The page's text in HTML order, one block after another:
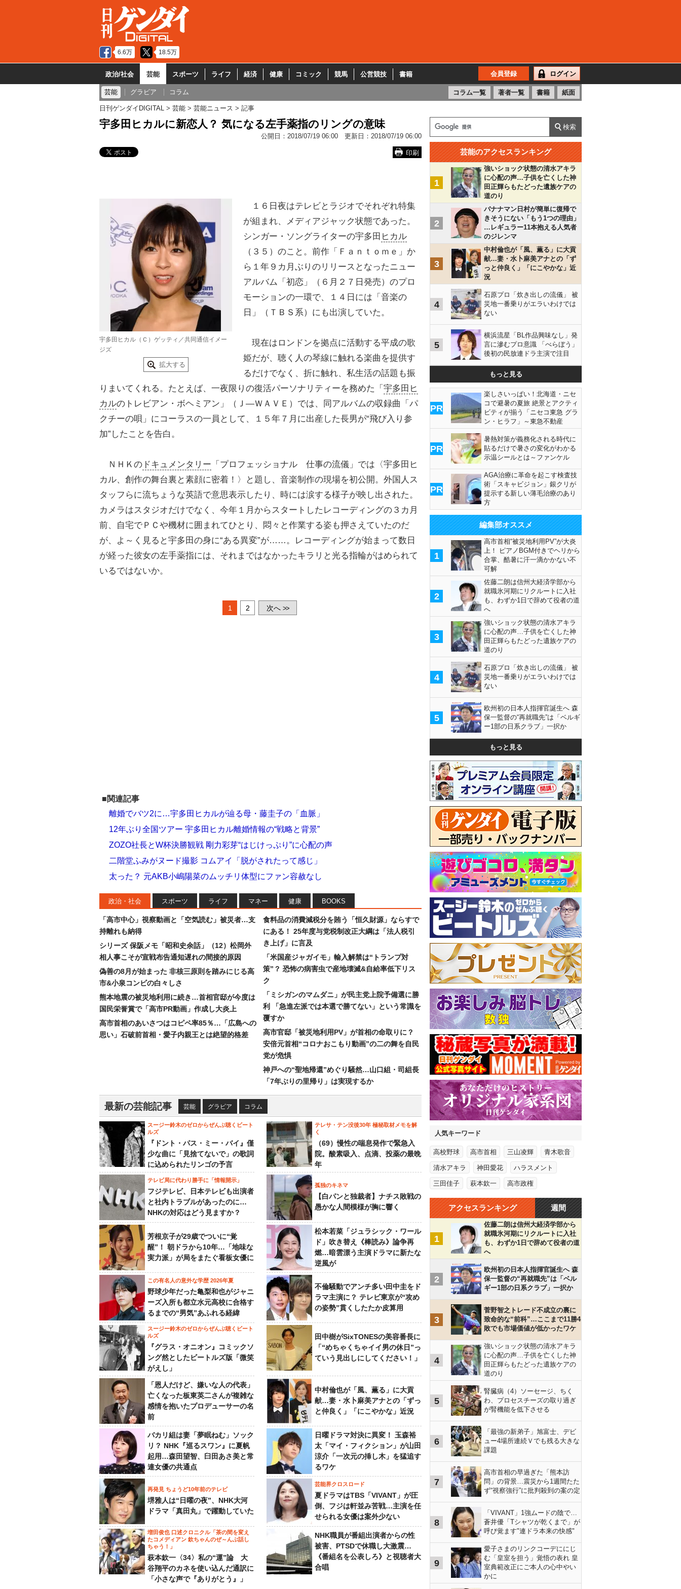
6.6万 18.5万
政治/社会 芸能 スポーツ ライフ 経済 健康 コミック 競馬 公営競技 書籍 会員登録 ログイン
芸能 グラビア コラム コラム一覧 著者一覧 書籍 紙面
日刊ゲンダイDIGITAL 芸能 芸能ニュース 記事
宇多田ヒカルに新恋人？ 気になる左手薬指のリングの意味
公開日： 2018/07/19 06:00 更新日： 2018/07/19 06:00
印刷
宇多田ヒカル（Ｃ）ゲッティ／共同通信イメー
ジズ
拡大する
１６日夜はテレビとラジオでそれぞれ特集
が組まれ、メディアジャック状態であった。
シンガー・ソングライターの宇多田 ヒカル
（３５）のこと。前作「Ｆａｎｔｏｍｅ」か
ら１年９カ月ぶりのリリースとなったニュー
アルバム「初恋」（６月２７日発売）のプロ
モーションの一環で、１４日には「音楽の
日」（ＴＢＳ系）にも出演していた。
現在はロンドンを拠点に活動する平成の歌
姫だが、聴く人の琴線に触れる楽曲を提供す
るだけでなく、折に触れ、私生活の話題も振
りまいてくれる。たとえば、一夜限りの復活パーソナリティーを務めた「 宇多田ヒ
カルのトレビアン・ボヘミアン」（Ｊ―ＷＡＶＥ）では、同アルバムの収録曲「パ
クチーの唄」にコーラスの一員として、１５年７月に出産した長男が“飛び入り参
加”したことを告白。
ＮＨＫの ドキュメンタリー 「プロフェッショナル 仕事の流儀」では〈宇多田ヒ
カル、創作の舞台裏と素顔に密着！〉と題し、音楽制作の現場を初公開。外国人ス
タッフらに流ちょうな英語で意思表示したり、時には涙する様子が映し出された。
カメラはスタジオだけでなく、今年１月からスタートしたレコーディングの３カ月
前、自宅でＰＣや機材に囲まれてひとり、悶々と作業する姿も押さえていたのだ
が、よ～く見ると宇多田の身に“ある異変”が……。レコーディングが始まって数日
が経った彼女の左手薬指には、それまではなかったキラリと光る指輪がはめられて
いるではないか。
1 2 次へ >>
■関連記事
離婚でバツ2に…宇多田ヒカルが辿る母・藤圭子の「血脈」
12年ぶり全国ツアー 宇多田ヒカル離婚情報の“戦略と背景”
ZOZO社長とW杯決勝観戦 剛力彩芽“はじけっぷり”に心配の声
二階堂ふみがヌード撮影 コムアイ「脱がされたって感じ」
太った？ 元AKB小嶋陽菜のムッチリ体型にファン容赦なし
政治・社会 スポーツ ライフ マネー 健康 BOOKS
「高市中心」視察動画と「空気読む」被災者…支
持離れも納得
シリーズ 保阪メモ「昭和史余話」（12）松岡外
相人事こそが宣戦布告通知遅れの間接的原因
偽善の8月が始まった 非核三原則を踏みにじる高
市&小泉コンビの白々しさ
熊本地震の被災地利用に続き…首相官邸が今度は
国民栄誉賞で「高市PR動画」作成し大炎上
高市首相のあいさつはコピペ率85％…「広島への
思い」石破前首相・愛子内親王とは絶望的格差
食料品の消費減税分を賄う「恒久財源」ならすで
にある！ 25年度与党税制改正大綱は「法人税引
き上げ」に言及
「米国産ジャガイモ」輸入解禁は“トランプ対
策”？ 恐怖の病害虫で産地壊滅&自給率低下リス
ク
「ミシガンのマムダニ」が民主党上院予備選に勝
利 「急進左派では本選で勝てない」という常識を
覆すか
高市官邸「被災地利用PV」が首相の命取りに？
安倍元首相“コロナおこもり動画”の二の舞を自民
党が危惧
神戸への“聖地帰還”めぐり騒然…山口組・司組長
「7年ぶりの里帰り」は実現するか
最新の芸能記事 芸能 グラビア コラム
スージー鈴木のゼロからぜんぶ聴くビート
ルズ
『ドント・パス・ミー・バイ』僅
少な曲に「見捨てないで」の歌詞
に込められたリンゴの予言
テレサ・テン没後30年 極秘取材メモを解
く
（69）慢性の喘息発作で緊急入
院。酸素吸入、点滴、投薬の最晩
年
テレビ局に代わり勝手に「情報開示」
フジテレビ、日本テレビも出演者
と社内トラブルがあったのに…
NHKの対応はどう見ますか？
孤独のキネマ
【白パンと独裁者】ナチス敗戦の
愚かな人間模様が胸に響く
芳根京子が29歳でついに“覚
醒”！ 朝ドラから10年…「地味な
実力派」が局をまたぐ看板女優に
松本若菜「ジュラシック・ワール
ド」吹き替え《棒読み》論争再
燃…暗雲漂う主演ドラマに新たな
逆風が
この有名人の意外な学歴 2026年夏
野球少年だった亀梨和也がジャニ
ーズ入所も都立水元高校に合格す
るまでの“男気”あふれる経緯
不倫騒動でアンチ多い田中圭をド
ラマ主演に？ テレビ東京が“攻め
の姿勢”貫くしたたか皮算用
スージー鈴木のゼロからぜんぶ聴くビート
ルズ
『グラス・オニオン』コミックソ
ング然としたビートルズ版「微笑
がえし」
田中樹がSixTONESの美容番長に
「“めちゃくちゃイイ男の休日”っ
ていう見出しにしてください！」
「恩人だけど、嫌いな人の代表」
亡くなった板東英二さんが複雑な
感情を抱いたプロデューサーの名
前
中村倫也が「風、薫る」に大貢
献…妻・水卜麻美アナとの「ずっ
と仲良く」「にこやかな」近況
バカリ組は妻「夢眠ねむ」ソック
リ？ NHK『巡るスワン』に夏帆
起用…森田望智、臼田あさ美と常
連女優の共通点
日曜ドラマ対決に異変！ 玉森裕
太「マイ・フィクション」が山田
涼介「一次元の挿し木」を猛追す
るワケ
再発見 ちょうど10年前のテレビ
堺雅人は“日曜の夜”、NHK大河
ドラマ「真田丸」で躍動していた
芸能界クロスロード
夏ドラマはTBS「VIVANT」が圧
倒、フジは軒並み苦戦…主演を任
せられる女優は案外少ない
増田俊也 口述クロニクル「茶の間を変え
たコメディアン 欽ちゃんのぜ～んぶ話し
ちゃう！」
萩本欽一〈34〉私の“運”論 大
谷翔平のカネを使い込んだ通訳に
「小さな声で『ありがとう』」
NHK職員が番組出演者からの性
被害、PTSDで休職し大激震…
《番組名を公表しろ》と視聴者大
合唱
芸能のアクセスランキング
1
強いショック状態の清水アキラ
に心配の声…子供を亡くした神
田正輝らもたどった遺族ケアの
道のり
2
バナナマン日村が簡単に復帰で
きそうにない「もう1つの理由」
…レギュラー11本抱える人気者
のジレンマ
3
中村倫也が「風、薫る」に大貢
献…妻・水卜麻美アナとの「ず
っと仲良く」「にこやかな」近
況
4
石原プロ「炊き出しの流儀」 被
災地一番乗りがエラいわけでは
ない
5
横浜流星「BL作品興味なし」発
言に滲むプロ意識 「べらぼう」
後初の民放連ドラ主演で注目
もっと見る
PR
楽しさいっぱい！北海道・ニセ
コで避暑の夏旅 絶景とアクティ
ビティが揃う「ニセコ東急 グラ
ン・ヒラフ」～東急不動産
PR
暑熱対策が義務化される時代に
貼るだけで暑さの変化がわかる
示温シールとは～ファンケル
PR
AGA治療に革命を起こす検査技
術「スキャビジョン」銀クリが
提示する新しい薄毛治療のあり
方
編集部オススメ
1
高市首相“被災地利用PV”が大炎
上！ ピアノBGM付きでヘリから
合掌、酷暑に汗一滴かかない不
可解
2
佐藤二朗は信州大経済学部から
就職氷河期にリクルートに入社
も、わずか1日で辞めて役者の道
へ
3
強いショック状態の清水アキラ
に心配の声…子供を亡くした神
田正輝らもたどった遺族ケアの
道のり
4
石原プロ「炊き出しの流儀」 被
災地一番乗りがエラいわけでは
ない
5
欧州初の日本人指揮官誕生へ 森
保一監督の“再就職先”は「ベルギ
ー1部の日系クラブ」一択か
もっと見る
人気キーワード
高校野球 高市首相 三山凌輝 青木歌音
清水アキラ 神田愛花 ハラスメント
三田佳子 萩本欽一 高市政権
アクセスランキング 週間
1
佐藤二朗は信州大経済学部から
就職氷河期にリクルートに入社
も、わずか1日で辞めて役者の道
へ
2
欧州初の日本人指揮官誕生へ 森
保一監督の“再就職先”は「ベル
ギー1部の日系クラブ」一択か
3
菅野智之トレード不成立の裏に
致命的な“前科”…ここまで11勝4
敗でも市場価値が低かったワケ
4
強いショック状態の清水アキラ
に心配の声…子供を亡くした神
田正輝らもたどった遺族ケアの
道のり
5
腎臓病（4）ソーセージ、ちく
わ、プロセスチーズの取り過ぎ
が腎機能を低下させる
6
「最強の新弟子」旭富士、デビ
ュー4場所連続Ｖでも残る大きな
課題
7
高市首相の早過ぎた「熊本訪
問」の背景…震災から1週間たた
ず“視察強行”に批判殺到の案の定
8
「VIVANT」1強ムードの陰で…
蒼井優「Tシャツが乾くまで」が
呼び覚ます"連ドラ本来の快感"
9
愛子さまのリンクコーデににじ
む「皇室を担う」覚悟の表れ 皇
室典範改正にご本人の心中やい
かに